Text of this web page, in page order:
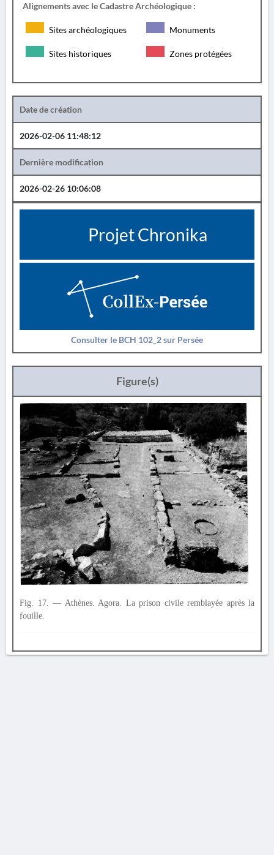
Alignements avec le Cadastre Archéologique :
Sites archéologiques Monuments
Sites historiques Zones protégées
Date de création
2026-02-06 11:48:12
Dernière modification
2026-02-26 10:06:08
Projet Chronika
Consulter le BCH 102_2 sur Persée
Figure(s)
Fig. 17. — Athènes. Agora. La prison civile remblayée après la
fouille.